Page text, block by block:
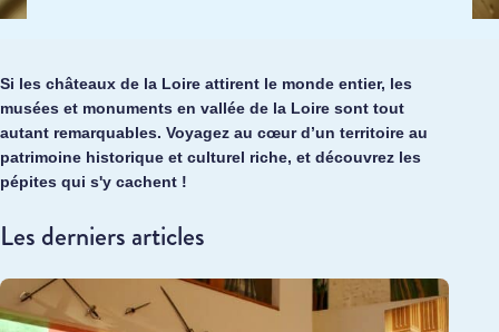
Si les châteaux de la Loire attirent le monde entier, les
musées et monuments en vallée de la Loire sont tout
autant remarquables. Voyagez au cœur d’un territoire au
patrimoine historique et culturel riche, et découvrez les
pépites qui s'y cachent !
Les derniers articles